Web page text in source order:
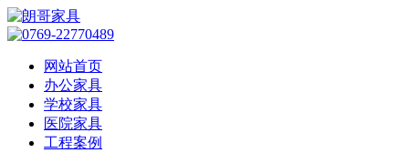
网站首页
办公家具
学校家具
医院家具
工程案例